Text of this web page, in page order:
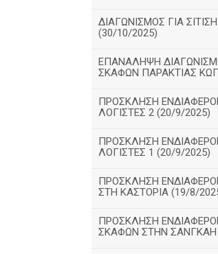
ΔΙΑΓΩΝΙΣΜΟΣ ΓΙΑ
(30/10/2025)
ΕΠΑΝΑΛΗΨΗ
ΣΚΑΦΩΝ ΠΑΡΑΚΤΙΑΣ
ΠΡΟΣΚΛΗΣΗ
ΛΟΓΙΣΤΕΣ 2 (20/9/2025)
ΠΡΟΣΚΛΗΣΗ
ΛΟΓΙΣΤΕΣ 1 (20/9/2025)
ΠΡΟΣΚΛΗΣΗ
ΣΤΗ ΚΑΣΤΟΡΙΑ (19/8/
ΠΡΟΣΚΛΗΣΗ
ΣΚΑΦΩΝ ΣΤΗΝ ΣΑΝΓΚΑΗ